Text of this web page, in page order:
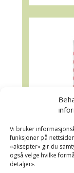
Vi bruker
funksjoner på
«aksepter» gir du
også velge hvilke
detaljer».